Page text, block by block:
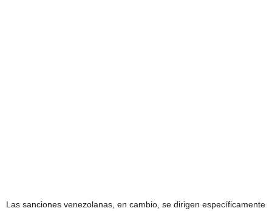
Las sanciones venezolanas, en cambio, se dirigen específicamente